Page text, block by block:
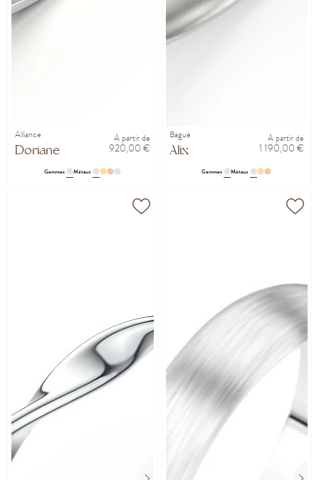
Alliance
Doriane
À partir de
920,00 €
Gemmes Métaux
Bague
Alix
À partir de
1 190,00 €
Gemmes Métaux